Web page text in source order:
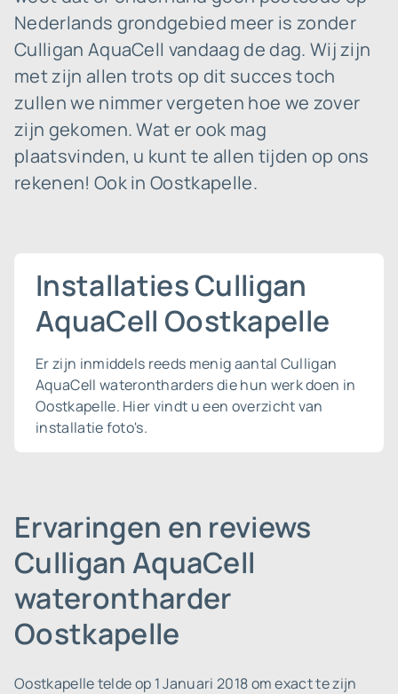
Nederlands grondgebied meer is zonder
Culligan AquaCell vandaag de dag. Wij zijn
met zijn allen trots op dit succes toch
zullen we nimmer vergeten hoe we zover
zijn gekomen. Wat er ook mag
plaatsvinden, u kunt te allen tijden op ons
rekenen! Ook in Oostkapelle.
Installaties Culligan
AquaCell Oostkapelle
Er zijn inmiddels reeds menig aantal Culligan
AquaCell waterontharders die hun werk doen in
Oostkapelle. Hier vindt u een overzicht van
installatie foto's.
Ervaringen en reviews
Culligan AquaCell
waterontharder
Oostkapelle
Oostkapelle telde op 1 Januari 2018 om exact te zijn